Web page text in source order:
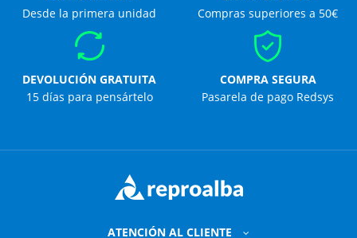
Desde la primera unidad
Compras superiores a 50€
DEVOLUCIÓN GRATUITA
15 días para pensártelo
COMPRA SEGURA
Pasarela de pago Redsys
ATENCIÓN AL CLIENTE